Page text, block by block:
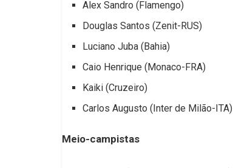
Alex Sandro (Flamengo)
Douglas Santos (Zenit-RUS)
Luciano Juba (Bahia)
Caio Henrique (Monaco-FRA)
Kaiki (Cruzeiro)
Carlos Augusto (Inter de Milão-ITA)
Meio-campistas